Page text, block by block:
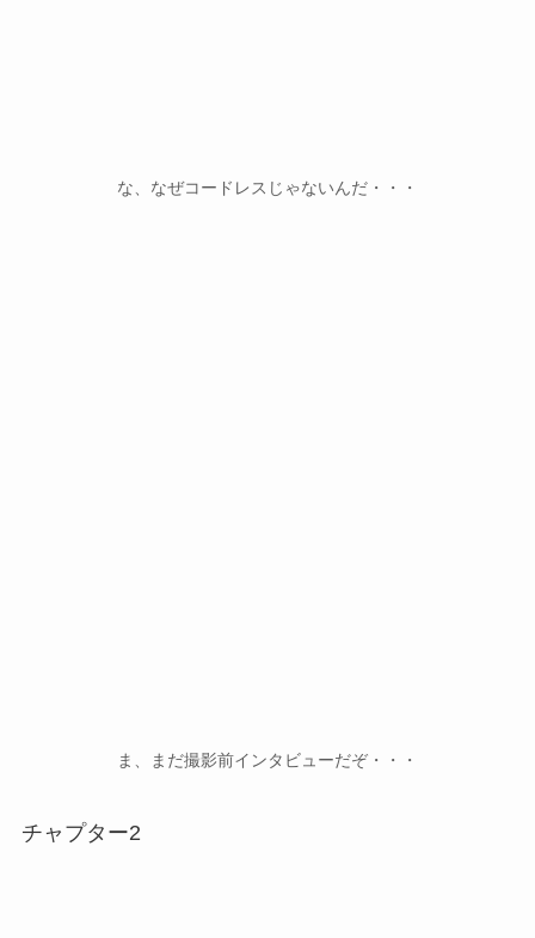
な、なぜコードレスじゃないんだ・・・
ま、まだ撮影前インタビューだぞ・・・
チャプター2